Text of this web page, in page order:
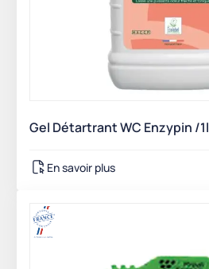
Gel Détartrant WC Enzypin /1l
En savoir plus